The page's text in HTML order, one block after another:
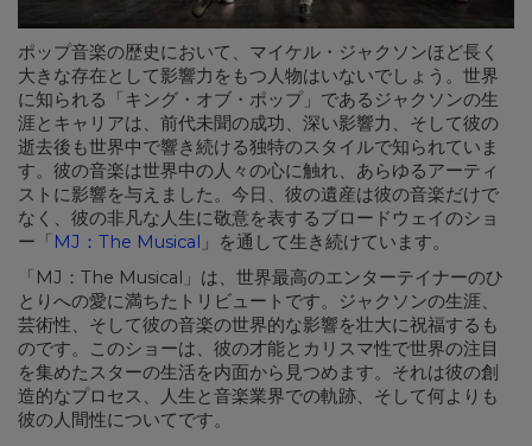
ポップ音楽の歴史において、マイケル・ジャクソンほど長く
大きな存在として影響力をもつ人物はいないでしょう。世界
に知られる「キング・オブ・ポップ」であるジャクソンの生
涯とキャリアは、前代未聞の成功、深い影響力、そして彼の
逝去後も世界中で響き続ける独特のスタイルで知られていま
す。彼の音楽は世界中の人々の心に触れ、あらゆるアーティ
ストに影響を与えました。今日、彼の遺産は彼の音楽だけで
なく、彼の非凡な人生に敬意を表するブロードウェイのショ
ー「 MJ：The Musica 」を通して生き続けています。
「MJ：The Musical」は、世界最高のエンターテイナーのひ
とりへの愛に満ちたトリビュートです。ジャクソンの生涯、
芸術性、そして彼の音楽の世界的な影響を壮大に祝福するも
のです。このショーは、彼の才能とカリスマ性で世界の注目
を集めたスターの生活を内面から見つめます。それは彼の創
造的なプロセス、人生と音楽業界での軌跡、そして何よりも
彼の人間性についてです。